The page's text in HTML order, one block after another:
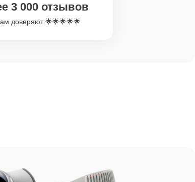
3 000 отзывов
доверяют 🌟🌟🌟🌟🌟